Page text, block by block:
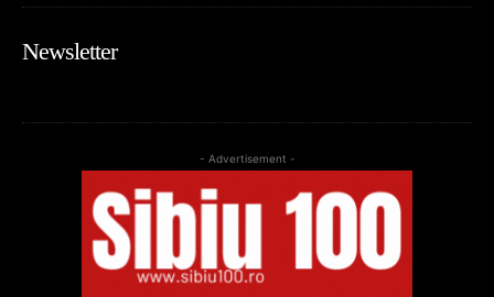
Newsletter
- Advertisement -